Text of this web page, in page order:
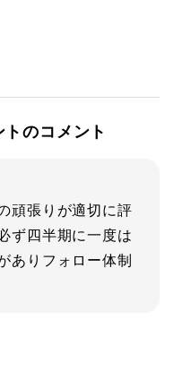
のコメント
頑張りが適切に評
ず四半期に一度は
ありフォロー体制